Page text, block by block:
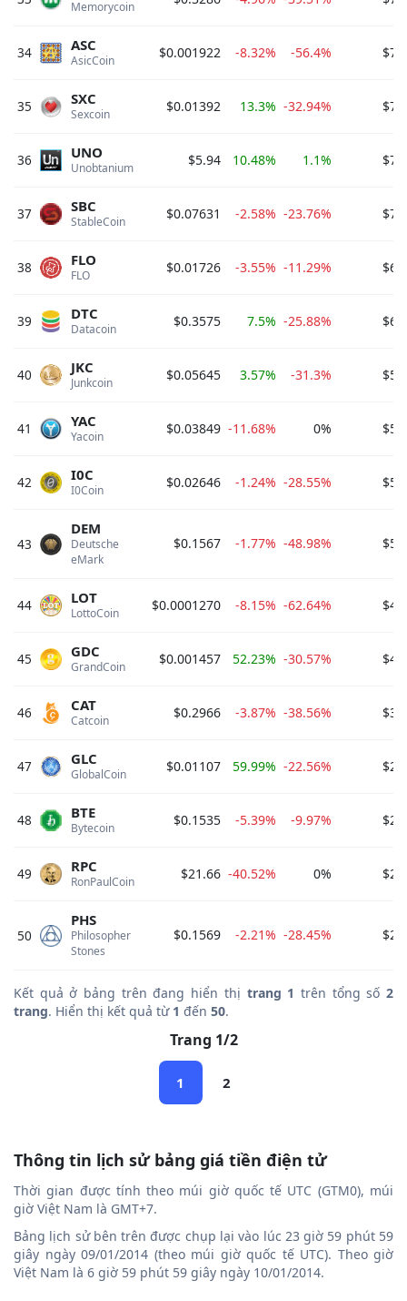
Memorycoin
34 AsicCoin
ASC $0.001922 -8.32% -56.4%
35 Sexcoin
SXC $0.01392 13.3% -32.94%
36 Unobtanium
UNO $5.94 10.48% 1.1%
37 StableCoin
SBC $0.07631 -2.58% -23.76%
38 FLO
FLO $0.01726 -3.55% -11.29%
39 Datacoin
DTC $0.3575 7.5% -25.88%
40 Junkcoin
JKC $0.05645 3.57% -31.3%
41 Yacoin
YAC $0.03849 -11.68% 0%
42 I0Coin
I0C $0.02646 -1.24% -28.55%
43
Deutsche
eMark
DEM
$0.1567 -1.77% -48.98%
44 LottoCoin
LOT $0.0001270 -8.15% -62.64%
45 GrandCoin
GDC $0.001457 52.23% -30.57%
46 Catcoin
CAT $0.2966 -3.87% -38.56%
47 GlobalCoin
GLC $0.01107 59.99% -22.56%
48 Bytecoin
BTE $0.1535 -5.39% -9.97%
49 RonPaulCoin
RPC $21.66 -40.52% 0%
50
Philosopher
Stones
PHS
$0.1569 -2.21% -28.45%
Kết quả ở bảng trên đang hiển thị trang 1 trên tổng số2
trang. Hiển thị kết quả từ 1 đến 50.
Trang 1/2
1 2
Thông tin lịch sử bảng giá tiền điện tử
Thời gian được tính theo múi giờ quốc tế UTC (GTM0), múi
giờ Việt Nam là GMT+7.
Bảng lịch sử bên trên được chụp lại vào lúc 23 giờ 59 phút 59
giây ngày 09/01/2014 (theo múi giờ quốc tế UTC). Theo giờ
Việt Nam là 6 giờ 59 phút 59 giây ngày 10/01/2014.